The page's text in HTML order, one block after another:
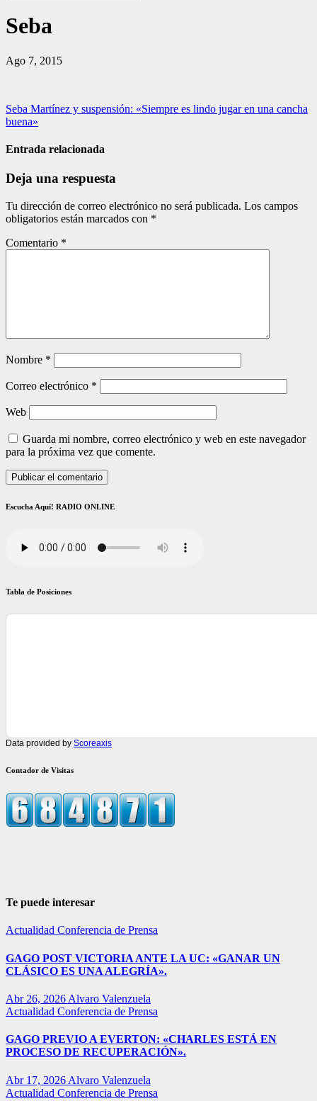
Seba
Ago 7, 2015
Navegación
de
entradas
Seba Martínez y suspensión: «Siempre es lindo jugar en una cancha
buena»
Entrada relacionada
Deja una respuesta
Tu dirección de correo electrónico no será publicada. Los campos
obligatorios están marcados con *
Comentario *
Nombre *
Correo electrónico *
Web
Guarda mi nombre, correo electrónico y web en este navegador
para la próxima vez que comente.
Escucha Aquí! RADIO ONLINE
Tabla de Posiciones
Data provided by Scoreaxis
Contador de Visitas
Te puede interesar
Actualidad Conferencia de Prensa
GAGO POST VICTORIA ANTE LA UC: «GANAR UN
CLÁSICO ES UNA ALEGRÍA».
Abr 26, 2026 Alvaro Valenzuela
Actualidad Conferencia de Prensa
GAGO PREVIO A EVERTON: «CHARLES ESTÁ EN
PROCESO DE RECUPERACIÓN».
Abr 17, 2026 Alvaro Valenzuela
Actualidad Conferencia de Prensa